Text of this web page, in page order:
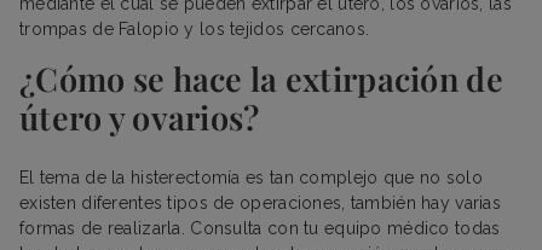
trompas de Falopio y los tejidos cercanos.
¿Cómo se hace la extirpación de
útero y ovarios?
El tema de la histerectomía es tan complejo que no solo
existen diferentes tipos de operaciones, también hay varias
formas de realizarla. Consulta con tu equipo médico todas